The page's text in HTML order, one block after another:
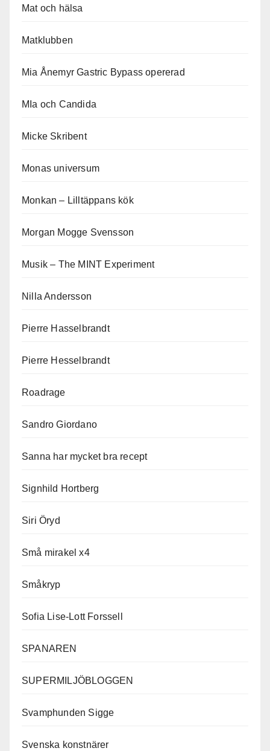
Mat och hälsa
Matklubben
Mia Ånemyr Gastric Bypass opererad
MIa och Candida
Micke Skribent
Monas universum
Monkan – Lilltäppans kök
Morgan Mogge Svensson
Musik – The MINT Experiment
Nilla Andersson
Pierre Hasselbrandt
Pierre Hesselbrandt
Roadrage
Sandro Giordano
Sanna har mycket bra recept
Signhild Hortberg
Siri Öryd
Små mirakel x4
Småkryp
Sofia Lise-Lott Forssell
SPANAREN
SUPERMILJÖBLOGGEN
Svamphunden Sigge
Svenska konstnärer